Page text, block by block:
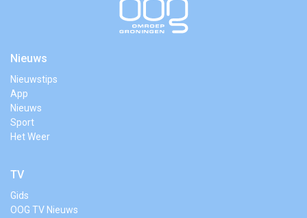
Nieuws
Nieuwstips
App
Nieuws
Sport
Het Weer
TV
Gids
OOG TV Nieuws